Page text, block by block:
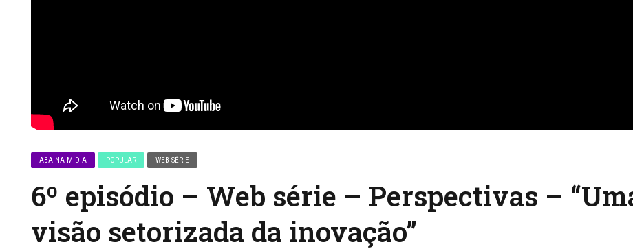
ABA NA MÍDIA POPULAR WEB SÉRIE
6º episódio – Web série – Perspectivas –
visão setorizada da inovação”